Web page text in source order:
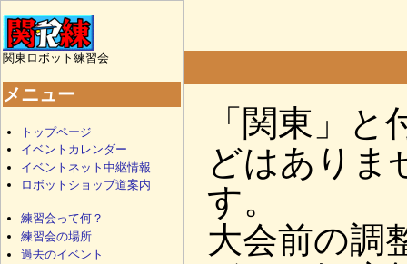
「関東」
どはありま
す。
大会前の調
関東ロボット練習会
メニュー
トップページ
イベントカレンダー
イベントネット中継情報
ロボットショップ道案内
練習会って何？
練習会の場所
過去のイベント